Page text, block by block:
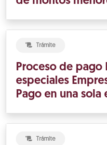
Trámite
Proceso de pago
especiales
Pago en una sola
Trámite